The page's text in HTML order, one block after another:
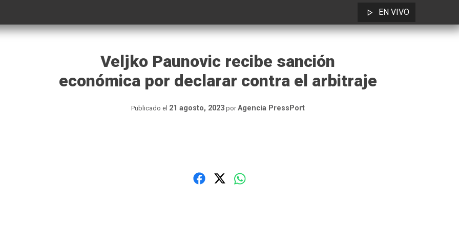
EN VIVO
Veljko Paunovic recibe sanción
económica por declarar contra el arbitraje
Publicado el 21 agosto, 2023por Agencia PressPort